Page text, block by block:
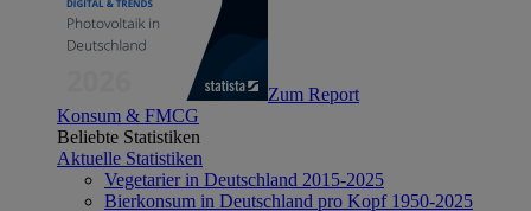
Zum Report
Konsum & FMCG
Beliebte Statistiken
Aktuelle Statistiken
Vegetarier in Deutschland 2015-2025
Bierkonsum in Deutschland pro Kopf 1950-2025